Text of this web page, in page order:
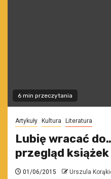
6 min przeczytania
Artykuły Kultura Literatura
Lubię wracać
przegląd
01/06/2015 Urszula